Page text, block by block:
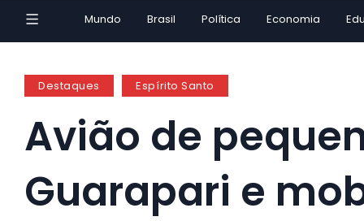
Mundo Brasil Política Economia
Destaques Espírito Santo
Avião de
Guarapari e